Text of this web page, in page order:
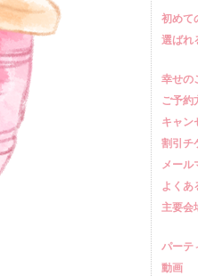
初めて
選ばれ
幸せの
ご予約
キャン
割引チ
メール
よくあ
主要会
パーテ
動画